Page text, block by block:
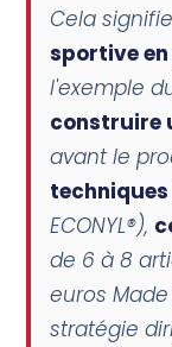
Cela signifie
sportive
l'exemple
construire
avant le
ECONYL®),
de 6 à 8
euros
stratégie